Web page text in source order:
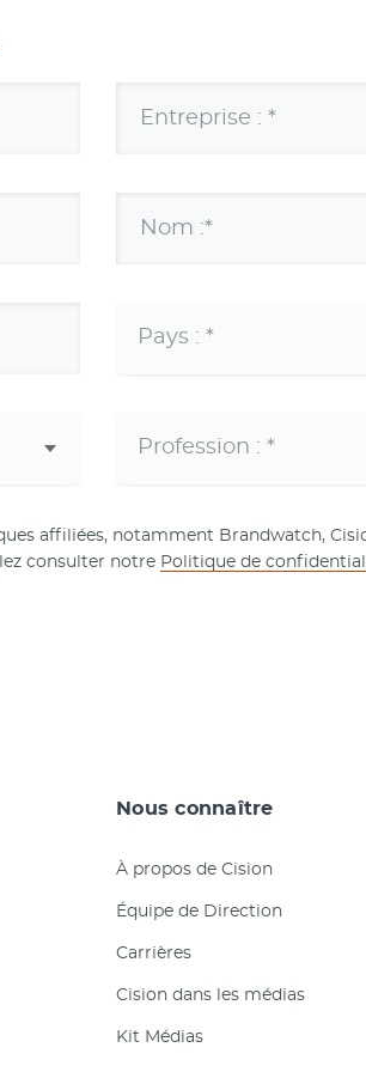
Entreprise : *
Nom :*
affiliées, notamment Brandwatch,
consulter notre Politique de
Nous connaître
À propos de Cision
Équipe de Direction
Carrières
Cision dans les médias
Kit Médias